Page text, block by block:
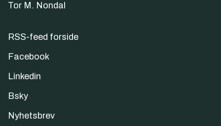
Tor M. Nondal
RSS-feed forside
Facebook
Linkedin
Bsky
Nyhetsbrev